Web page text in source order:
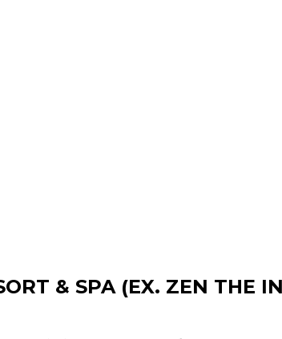
& SPA (EX. ZEN THE